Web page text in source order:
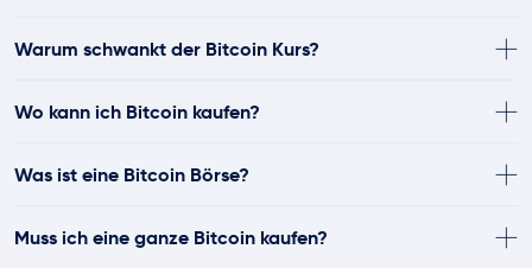
Warum schwankt der Bitcoin Kurs?
Wo kann ich Bitcoin kaufen?
Was ist eine Bitcoin Börse?
Muss ich eine ganze Bitcoin kaufen?